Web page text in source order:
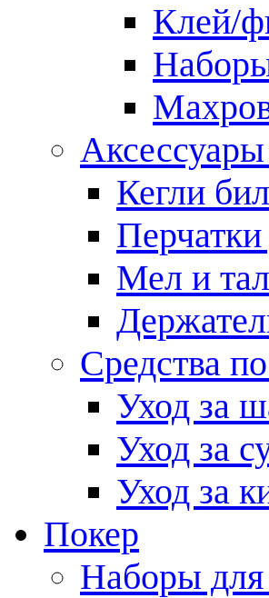
Клей/
Кегли
Мел и
Средства
Уход за
Уход за
Уход за
Покер
Наборы для